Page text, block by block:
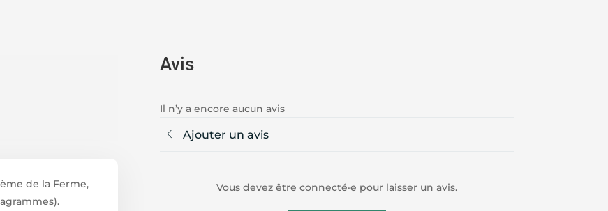
de la Ferme,
Avis
Il n’y a encore aucun avis
Ajouter un avis
Vous devez être connecté·e pour laisser un avis.